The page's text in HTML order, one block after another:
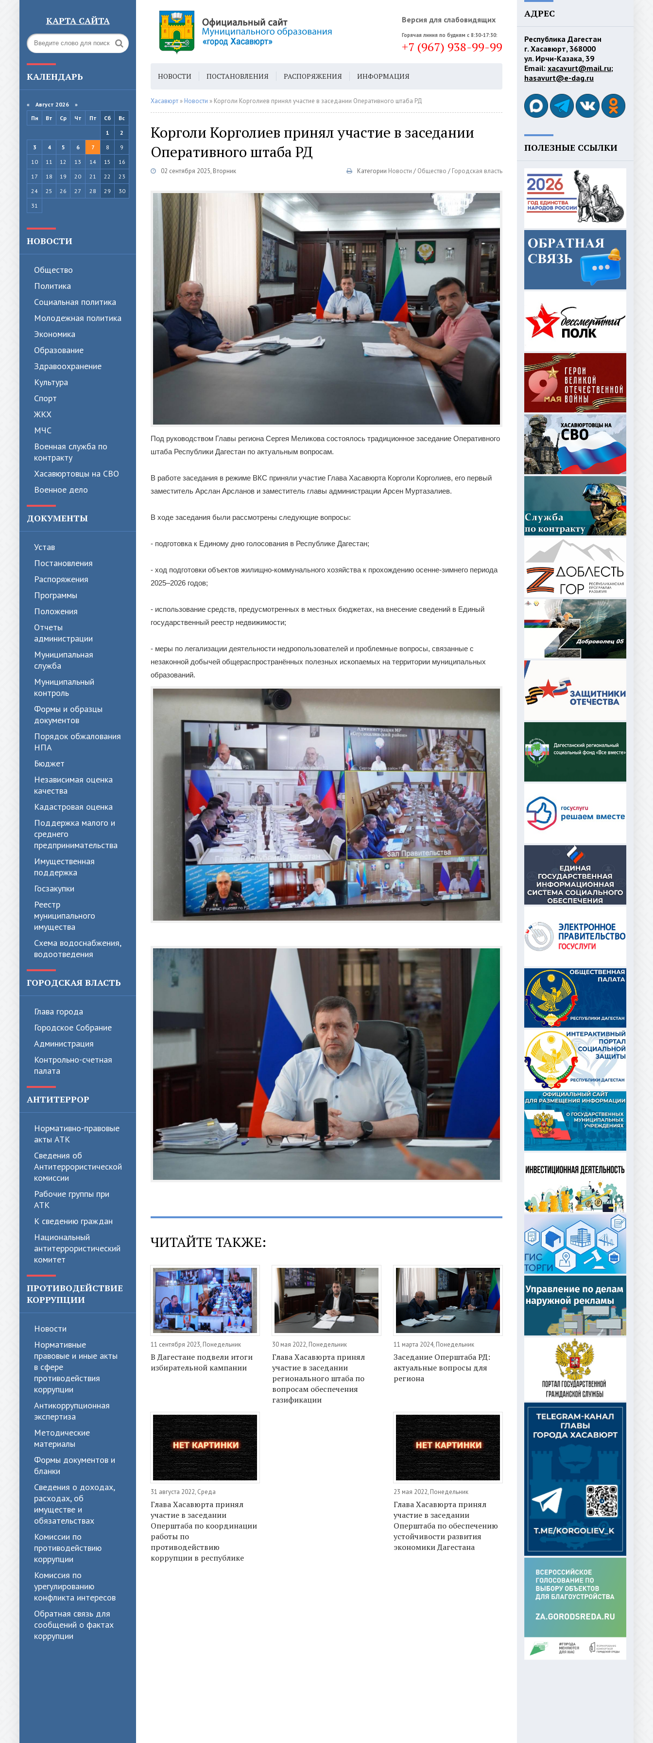
КАРТА САЙТА Версия для слабовидящих
Горячая линия по будням с 8:30-17:30:
+7 (967) 938-99-99
КАЛЕНДАРЬ
« Август 2026 »
Пн
Вт Ср Чт Пт Сб
Вс
1
2
3
4 5 6 7 8
9
10
11 12 13 14 15
16
17
18 19 20 21 22
23
24
25 26 27 28 29
30
31
НОВОСТИ
Общество
Политика
Cоциальная политика
Молодежная политика
Экономика
Образование
Здравоохранение
Культура
Спорт
ЖКХ
МЧС
Военная служба по
контракту
Хасавюртовцы на СВО
Военное дело
ДОКУМЕНТЫ
Устав
Постановления
Распоряжения
Программы
Положения
Отчеты
администрации
Муниципальная
служба
Муниципальный
контроль
Формы и образцы
документов
Порядок обжалования
НПА
Бюджет
Независимая оценка
качества
Кадастровая оценка
Поддержка малого и
среднего
предпринимательства
Имущественная
поддержка
Госзакупки
Реестр
муниципального
имущества
Схема водоснабжения,
водоотведения
ГОРОДСКАЯ ВЛАСТЬ
Глава города
Городское Собрание
Администрация
Контрольно-счетная
палата
АНТИТЕРРОР
Нормативно-правовые
акты АТК
Сведения об
Антитеррористической
комиссии
Рабочие группы при
АТК
К сведению граждан
Национальный
антитеррористический
комитет
ПРОТИВОДЕЙСТВИЕ
КОРРУПЦИИ
Новости
Нормативные
правовые и иные акты
в сфере
противодействия
коррупции
Антикоррупционная
экспертиза
Методические
материалы
Формы документов и
бланки
Сведения о доходах,
расходах, об
имуществе и
обязательствах
Комиссии по
противодействию
коррупции
Комиссия по
урегулированию
конфликта интересов
Обратная связь для
сообщений о фактах
коррупции
НОВОСТИ ПОСТАНОВЛЕНИЯ РАСПОРЯЖЕНИЯ ИНФОРМАЦИЯ
ГОРОДСКАЯ СРЕДА ГЕН. ПЛАН
Хасавюрт » Новости » Корголи Корголиев принял участие в заседании Оперативного штаба РД
Корголи Корголиев принял участие в заседании
Оперативного штаба РД
02 сентября 2025, Вторник Категории Новости / Общество / Городская власть
Под руководством Главы региона Сергея Меликова состоялось традиционное заседание Оперативного
штаба Республики Дагестан по актуальным вопросам.
В работе заседания в режиме ВКС приняли участие Глава Хасавюрта Корголи Корголиев, его первый
заместитель Арслан Арсланов и заместитель главы администрации Арсен Муртазалиев.
В ходе заседания были рассмотрены следующие вопросы:
- подготовка к Единому дню голосования в Республике Дагестан;
- ход подготовки объектов жилищно-коммунального хозяйства к прохождению осенне-зимнего периода
2025–2026 годов;
- использование средств, предусмотренных в местных бюджетах, на внесение сведений в Единый
государственный реестр недвижимости;
- меры по легализации деятельности недропользователей и проблемные вопросы, связанные с
незаконной добычей общераспространённых полезных ископаемых на территории муниципальных
образований.
ЧИТАЙТЕ ТАКЖЕ:
11 сентября 2023, Понедельник
В Дагестане подвели итоги
избирательной кампании
30 мая 2022, Понедельник
Глава Хасавюрта принял
участие в заседании
регионального штаба по
вопросам обеспечения
газификации
11 марта 2024, Понедельник
Заседание Оперштаба РД:
актуальные вопросы для
региона
31 августа 2022, Среда
Глава Хасавюрта принял
участие в заседании
Оперштаба по координации
работы по
противодействию
коррупции в республике
23 мая 2022, Понедельник
Глава Хасавюрта принял
участие в заседании
Оперштаба по обеспечению
устойчивости развития
экономики Дагестана
АДРЕС
Республика Дагестан
г. Хасавюрт, 368000
ул. Ирчи-Казака, 39
Email: xacavurt@mail.ru;
hasavurt@e-dag.ru
ПОЛЕЗНЫЕ ССЫЛКИ